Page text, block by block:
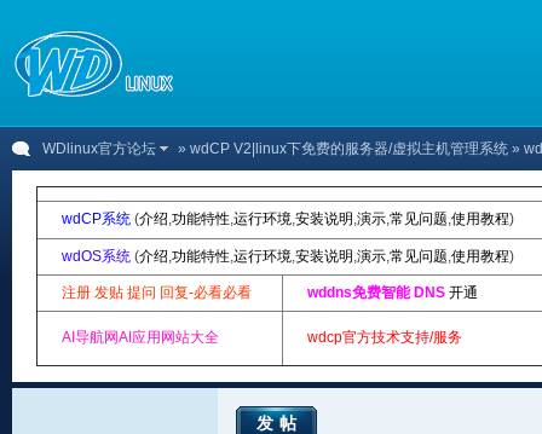
WDlinux官方论坛 » wdCP V2|linux下免费的服务器/虚拟主机管理系统 »
wdCP系统 (介绍,功能特性,运行环境,安装说明 ,演示,常见问题,使用教程)
wdOS系统 (介绍,功能特性,运行环境,安装说明 ,演示,常见问题,使用教程)
注册 发贴 提问 回复-必看必看 wddns免费智能 DNS 开通
AI导航网AI应用网站大全 wdcp官方技术支持/服务
发帖